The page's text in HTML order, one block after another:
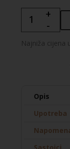
Bioderma
Cicabio
krema
+
-
Najniža cijena
Opis
Upotreba